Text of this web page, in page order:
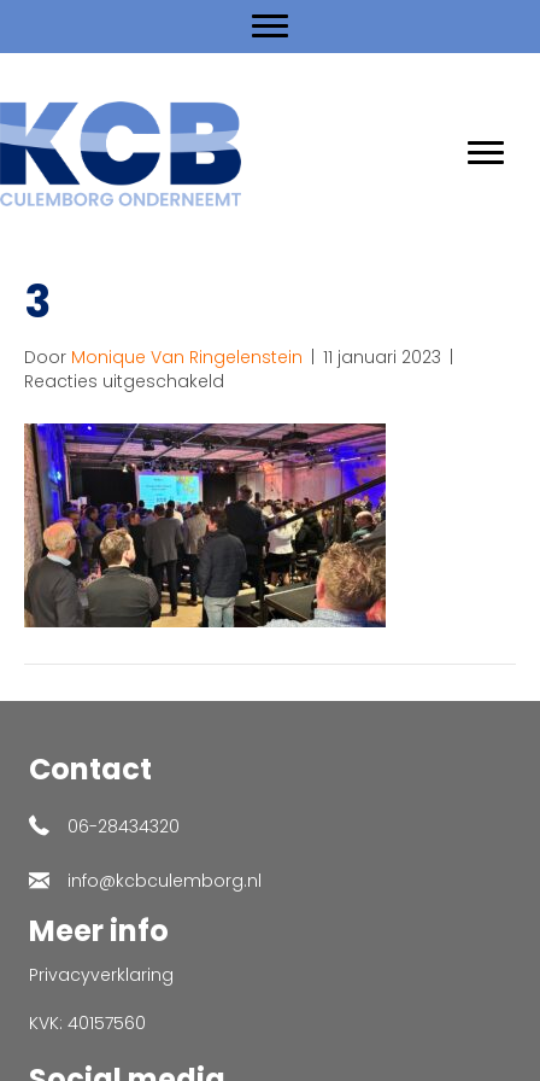
3
Door Monique Van Ringelenstein | 11 januari 2023 |
Reacties uitgeschakeld
Contact
06-28434320
info@kcbculemborg.nl
Meer info
Privacyverklaring
KVK: 40157560